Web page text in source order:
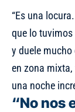
“Es una
que lo tuvimos
y duele mucho
en zona
una noche
“No nos